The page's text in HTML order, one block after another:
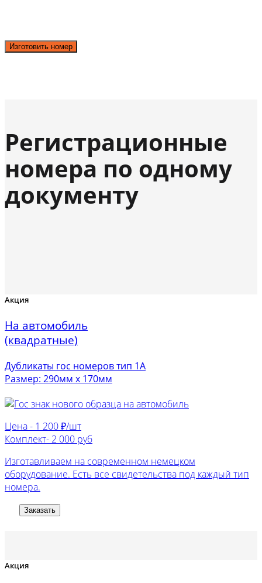
Изготовить номер
Регистрационные
номера по одному
документу
Акция
На автомобиль
(квадратные)
Дубликаты гос номеров тип 1А
Размер: 290мм х 170мм
Цена - 1 200 ₽/шт
Комплект- 2 000 руб
Изготавливаем на современном немецком
оборудование. Есть все свидетельства под каждый тип
номера.
Заказать
Акция